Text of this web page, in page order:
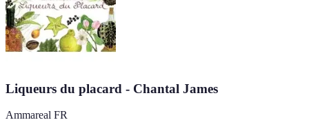
Liqueurs du placard - Chantal James
Ammareal FR